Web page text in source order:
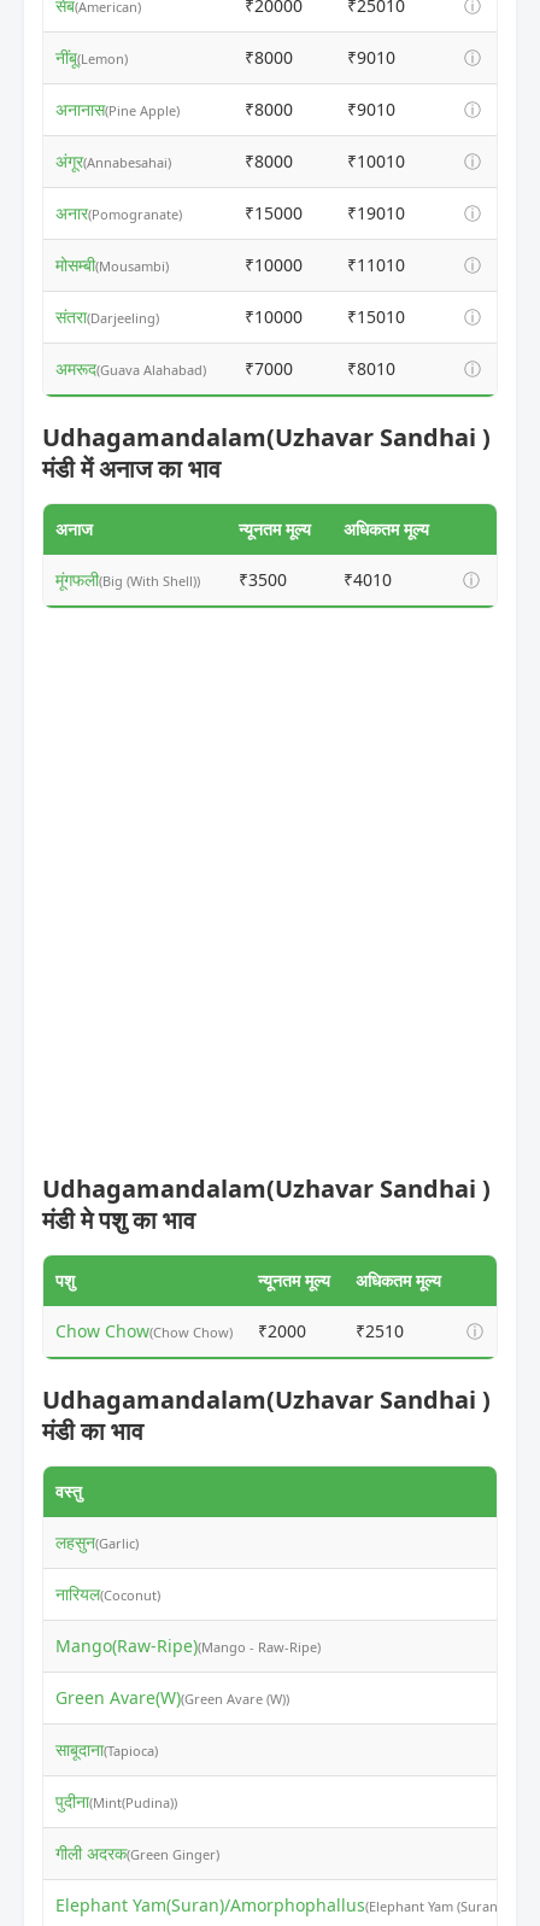
सेब(American) ₹20000 ₹25010 ⓘ
नींबू(Lemon) ₹8000 ₹9010 ⓘ
अनानास(Pine Apple) ₹8000 ₹9010 ⓘ
अंगूर(Annabesahai) ₹8000 ₹10010 ⓘ
अनार(Pomogranate) ₹15000 ₹19010 ⓘ
मोसम्बी(Mousambi) ₹10000 ₹11010 ⓘ
संतरा(Darjeeling) ₹10000 ₹15010 ⓘ
अमरूद(Guava Alahabad) ₹7000 ₹8010 ⓘ
Udhagamandalam(Uzhavar Sandhai )
मंडी में अनाज का भाव
अनाज न्यूनतम मूल्य अधिकतम मूल्य
मूंगफली(Big (With Shell)) ₹3500 ₹4010 ⓘ
Udhagamandalam(Uzhavar Sandhai )
मंडी मे पशु का भाव
पशु न्यूनतम मूल्य अधिकतम मूल्य
Chow Chow(Chow Chow) ₹2000 ₹2510 ⓘ
Udhagamandalam(Uzhavar Sandhai )
मंडी का भाव
वस्तु
लहसुन(Garlic)
नारियल(Coconut)
Mango(Raw-Ripe)(Mango - Raw-Ripe)
Green Avare(W)(Green Avare (W))
साबूदाना(Tapioca)
पुदीना(Mint(Pudina))
गीली अदरक(Green Ginger)
Elephant Yam(Suran)/Amorphophallus(Elephant Yam (Suran))